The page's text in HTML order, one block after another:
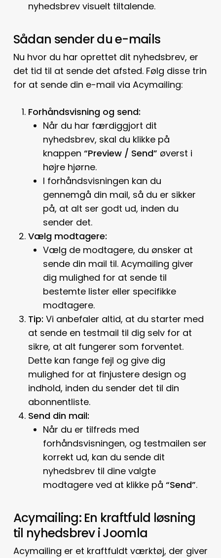
nyhedsbrev visuelt tiltalende.
Sådan sender du e-mails
Nu hvor du har oprettet dit nyhedsbrev, er
det tid til at sende det afsted. Følg disse trin
for at sende din e-mail via Acymailing:
Forhåndsvisning og send:
Når du har færdiggjort dit
nyhedsbrev, skal du klikke på
knappen “Preview / Send” øverst i
højre hjørne.
I forhåndsvisningen kan du
gennemgå din mail, så du er sikker
på, at alt ser godt ud, inden du
sender det.
Vælg modtagere:
Vælg de modtagere, du ønsker at
sende din mail til. Acymailing giver
dig mulighed for at sende til
bestemte lister eller specifikke
modtagere.
Tip: Vi anbefaler altid, at du starter med
at sende en testmail til dig selv for at
sikre, at alt fungerer som forventet.
Dette kan fange fejl og give dig
mulighed for at finjustere design og
indhold, inden du sender det til din
abonnentliste.
Send din mail:
Når du er tilfreds med
forhåndsvisningen, og testmailen ser
korrekt ud, kan du sende dit
nyhedsbrev til dine valgte
modtagere ved at klikke på “Send”.
Acymailing: En kraftfuld løsning
til nyhedsbrev i Joomla
Acymailing er et kraftfuldt værktøj, der giver